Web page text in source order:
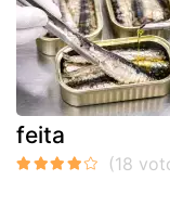
feita